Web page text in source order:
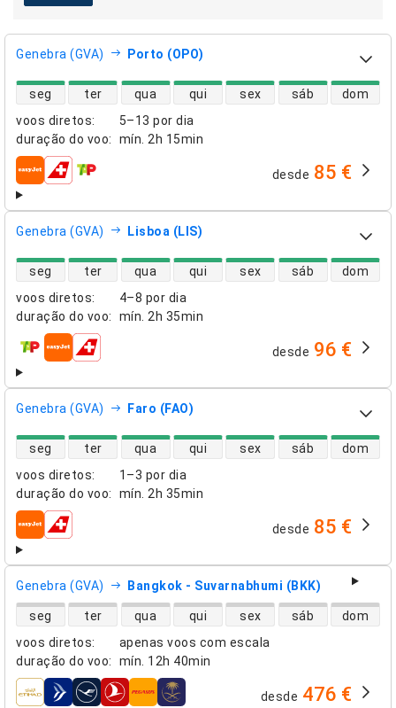
Genebra (GVA) Porto (OPO)
voos diretos:
5–13 por dia
duração do voo: mín. 2h 15min
disponibilidade de voos diretos
seg ter qua qui sex sáb dom
companhias aéreas desde 85 €
Genebra (GVA) Lisboa (LIS)
voos diretos:
4–8 por dia
duração do voo: mín. 2h 35min
disponibilidade de voos diretos
seg ter qua qui sex sáb dom
companhias aéreas desde 96 €
Genebra (GVA) Faro (FAO)
voos diretos:
1–3 por dia
duração do voo: mín. 2h 35min
disponibilidade de voos diretos
seg ter qua qui sex sáb dom
companhias aéreas desde 85 €
Genebra (GVA) Bangkok - Suvarnabhumi (BKK)
voos diretos:
apenas voos com escala
duração do voo: mín. 12h 40min
disponibilidade de voos diretos
seg ter qua qui sex sáb dom
companhias aéreas desde 476 €